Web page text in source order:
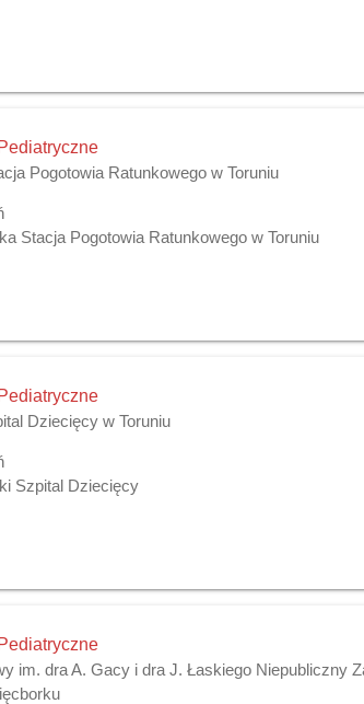
Pogotowia Ratunkowego w Toruniu
Stacja Pogotowia Ratunkowego w Toruniu
Dziecięcy w Toruniu
Szpital Dziecięcy
im. dra A. Gacy i dra J. Łaskiego Niepubliczny